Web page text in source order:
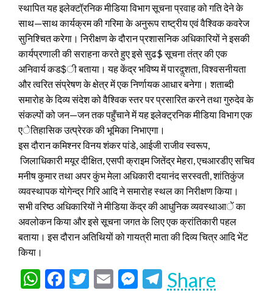
स्थापित यह इलेक्टॉ्रनिक मीडिया विभाग सूचना प्रवाह को गति देने के
साथ—साथ कार्यक्रम की गरिमा के अनुरूप राष्ट्रीय एवं वैश्विक कवरेज
सुनिश्चित करेगा। निरीक्षण के दौरान प्रशासनिक अधिकारियों ने इसकी
कार्यप्रणाली की सराहना करते हुए इसे सुढ$ सूचना तंत्र की एक
अनिवार्य कड$ी बताया। यह केंद्र भविष्य में पारदॢशता, विश्वसनीयता
और त्वरित संप्रेषण के क्षेत्र में एक निर्णायक आधार बनेगा। शताब्दी
समारोह के दिव्य संदेश को वैश्विक स्तर पर प्रसारित करने तथा गुरुदेव के
संकल्पों को जन—जन तक पहुँचाने में यह इलेक्ट्रनिक मीडिया विभाग एक
एेतिहासिक उत्प्रेरक की भूमिका निभाएगा।
इस दौरान कमिश्नर विनय शंकर पांडे, आईजी राजीव स्वरूप,
जिलाधिकारी मयूर दीक्षित, एसपी क्राइम जितेंद्र मेहरा, एचआरडीए सचिव
मनीष कुमार तथा अपर कुंभ मेला अधिकारी दयानंद सरस्वती, शांतिकुंज
व्यवस्थापक योगेन्द्र गिरि आदि ने समारोह स्थल का निरीक्षण किया।
सभी वरिष्ठ अधिकारियों ने मीडिया केंद्र की आधुनिक व्यवस्थाआें का
अवलोकन किया और इसे सूचना जगत के लिए एक क्रांतिकारी पहल
बताया। इस दौरान अतिथियों को गायत्री माता की दिव्य चित्र आदि भेंट
किया।
WhatsApp
Facebook
Twitter
EmailMessenger
Telegram
Share